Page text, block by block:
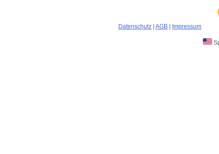
Datenschutz AGB Impressum